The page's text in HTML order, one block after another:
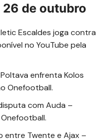
de outubro
Escaldes joga contra
no YouTube pela
enfrenta Kolos
Onefootball.
com Auda –
entre Twente e Ajax –